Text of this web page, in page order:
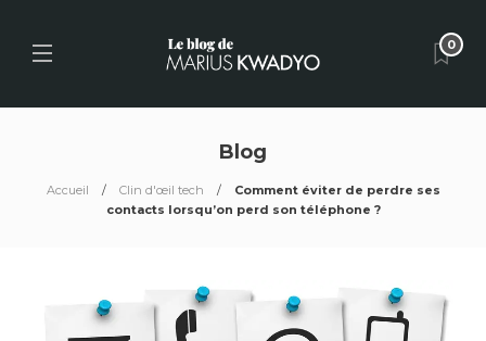
0
Blog
Accueil Clin d'œil tech
Comment éviter de perdre ses
contacts lorsqu’on perd son téléphone ?